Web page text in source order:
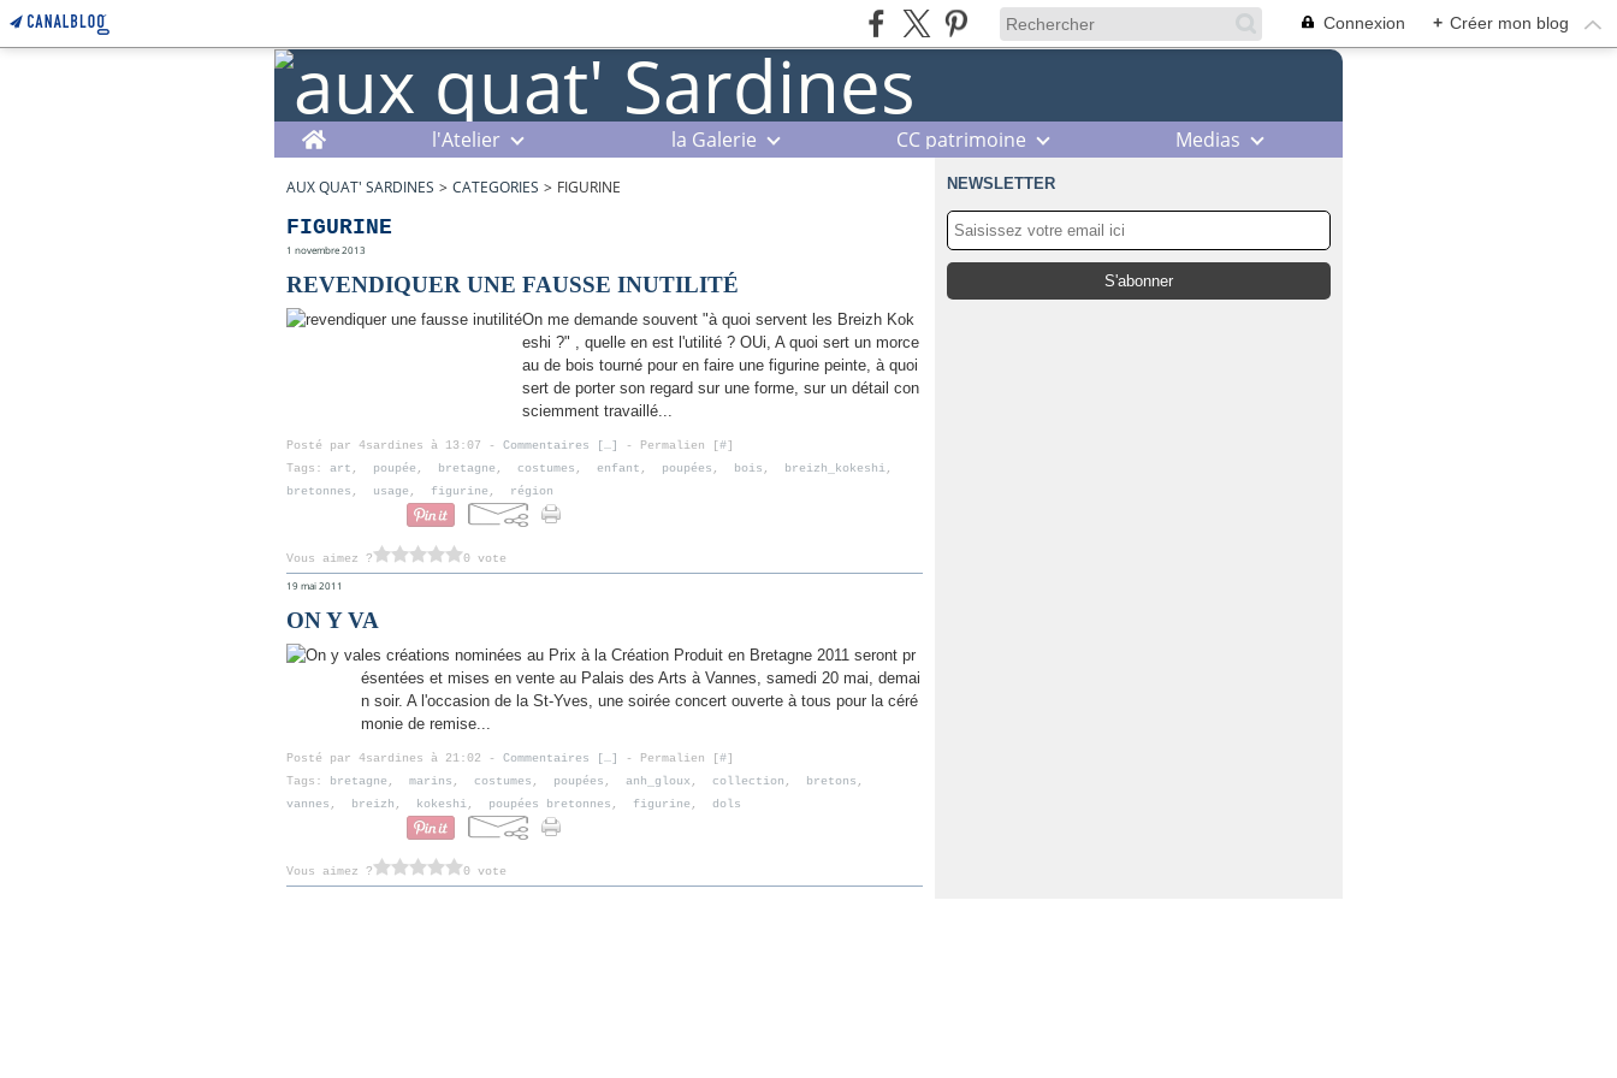
Connexion + Créer mon blog
Home l'Atelier la Galerie CC patrimoine Medias
AUX QUAT' SARDINES > CATEGORIES > FIGURINE
FIGURINE
1 novembre 2013
REVENDIQUER UNE FAUSSE INUTILITÉ
On me demande souvent "à quoi servent les Breizh Kok
eshi ?" , quelle en est l'utilité ? OUi, A quoi sert un morce
au de bois tourné pour en faire une figurine peinte, à quoi
sert de porter son regard sur une forme, sur un détail con
sciemment travaillé...
Posté par 4sardines à 13:07 - Commentaires […] - Permalien [#]
Tags: art , poupée , bretagne , costumes , enfant , poupées , bois , breizh_kokeshi,
bretonnes , usage , figurine , région
Vous aimez ?
0 vote
19 mai 2011
ON Y VA
les créations nominées au Prix à la Création Produit en Bretagne 2011 seront pr
ésentées et mises en vente au Palais des Arts à Vannes, samedi 20 mai, demai
n soir. A l'occasion de la St-Yves, une soirée concert ouverte à tous pour la céré
monie de remise...
Posté par 4sardines à 21:02 - Commentaires […] - Permalien [#]
Tags:
bretagne , marins , costumes , poupées , anh_gloux , collection , bretons ,
vannes , breizh , kokeshi, poupées bretonnes , figurine , dols
Vous aimez ? 0 vote
NEWSLETTER